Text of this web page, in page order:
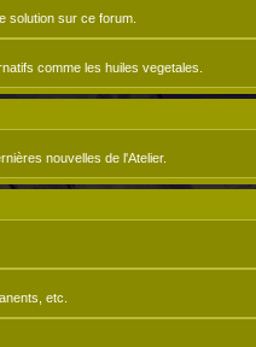
solution sur ce forum.
comme les huiles vegetales.
nouvelles de l'Atelier.
etc.